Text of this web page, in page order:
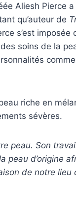
Aliesh Pierce
qu’auteur de
s’est imposée
soins de la
riche en
sévères.
peau. Son
peau d’origine
de notre lieu